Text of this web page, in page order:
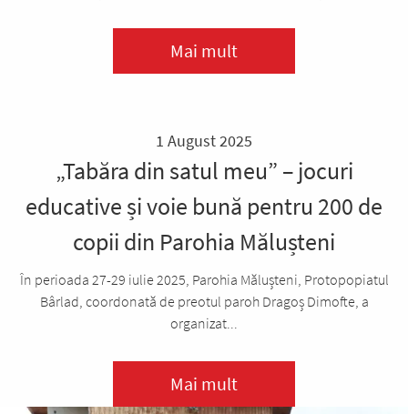
Mai mult
1 August 2025
„Tabăra din satul meu” – jocuri
educative și voie bună pentru 200 de
copii din Parohia Mălușteni
În perioada 27-29 iulie 2025, Parohia Mălușteni, Protopopiatul
Bârlad, coordonată de preotul paroh Dragoș Dimofte, a
organizat...
Mai mult